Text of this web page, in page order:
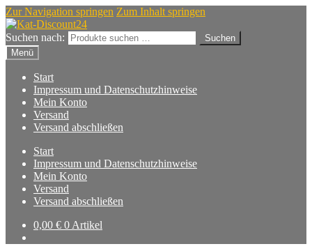
Zur Navigation springen Zum Inhalt springen
Suchen nach:
Suchen
Menü
Start
Impressum und Datenschutzhinweise
Mein Konto
Versand
Versand abschließen
Start
Impressum und Datenschutzhinweise
Mein Konto
Versand
Versand abschließen
0,00 € 0 Artikel